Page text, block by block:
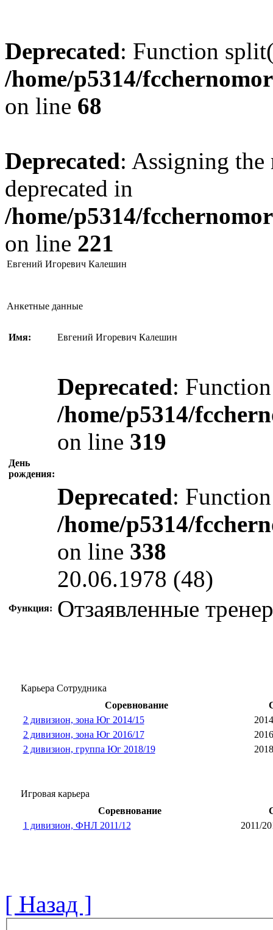
Deprecated: Function
/home/p5314/
on line 68
Deprecated: Assigning the
deprecated in
/home/p5314/
on line 221
Евгений Игоревич Калешин
Анкетные данные
Имя: Евгений Игоревич Калешин
День
рождения:
Deprecated:
/home/p5314/
on line 319
Deprecated:
/home/p5314/
on line 338
20.06.1978 (48)
Функция: Отзаявленные
Карьера Сотрудника
Соревнование
2 дивизион, зона Юг 2014/15
2 дивизион, зона Юг 2016/17
2 дивизион, группа Юг 2018/19
Игровая карьера
Соревнование
1 дивизион, ФНЛ 2011/12
2011/
[ Назад ]